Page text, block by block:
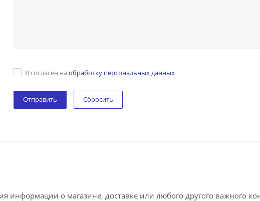
Я согласен на обработку персональных данных
Сбросить
информации о магазине, доставке или любого другого важного